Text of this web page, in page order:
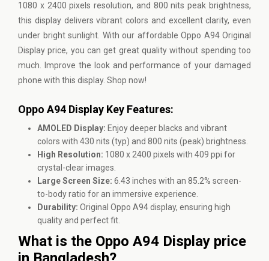
1080 x 2400 pixels resolution, and 800 nits peak brightness,
this display delivers vibrant colors and excellent clarity, even
under bright sunlight. With our affordable Oppo A94 Original
Display price, you can get great quality without spending too
much. Improve the look and performance of your damaged
phone with this display. Shop now!
Oppo A94 Display Key Features:
AMOLED Display: Enjoy deeper blacks and vibrant
colors with 430 nits (typ) and 800 nits (peak) brightness.
High Resolution: 1080 x 2400 pixels with 409 ppi for
crystal-clear images.
Large Screen Size: 6.43 inches with an 85.2% screen-
to-body ratio for an immersive experience.
Durability: Original Oppo A94 display, ensuring high
quality and perfect fit.
What is the Oppo A94 Display price